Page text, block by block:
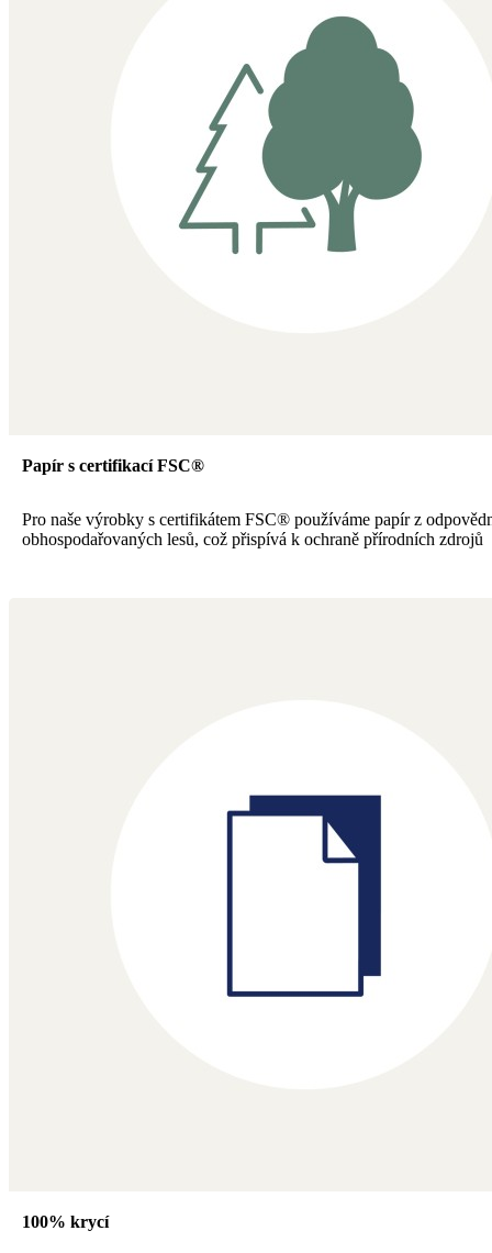
Papír s certifikací FSC®
Pro naše výrobky s certifikátem FSC® používáme papír z
obhospodařovaných lesů, což přispívá k ochraně přírodních zdrojů
100% krycí